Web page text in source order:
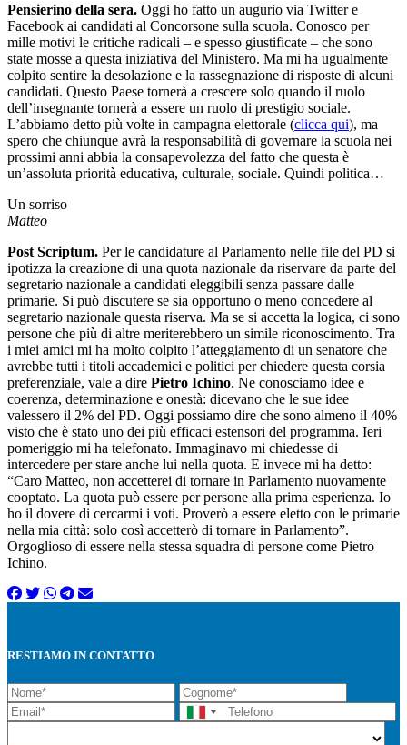
Pensierino della sera. Oggi ho fatto un augurio via Twitter e
Facebook ai candidati al Concorsone sulla scuola. Conosco per
mille motivi le critiche radicali – e spesso giustificate – che sono
state mosse a questa iniziativa del Ministero. Ma mi ha ugualmente
colpito sentire la desolazione e la rassegnazione di risposte di alcuni
candidati. Questo Paese tornerà a crescere solo quando il ruolo
dell’insegnante tornerà a essere un ruolo di prestigio sociale.
L’abbiamo detto più volte in campagna elettorale (clicca qui), ma
spero che chiunque avrà la responsabilità di governare la scuola nei
prossimi anni abbia la consapevolezza del fatto che questa è
un’assoluta priorità educativa, culturale, sociale. Quindi politica…
Un sorriso
Matteo
Post Scriptum. Per le candidature al Parlamento nelle file del PD si
ipotizza la creazione di una quota nazionale da riservare da parte del
segretario nazionale a candidati eleggibili senza passare dalle
primarie. Si può discutere se sia opportuno o meno concedere al
segretario nazionale questa riserva. Ma se si accetta la logica, ci sono
persone che più di altre meriterebbero un simile riconoscimento. Tra
i miei amici mi ha molto colpito l’atteggiamento di un senatore che
avrebbe tutti i titoli accademici e politici per chiedere questa corsia
preferenziale, vale a dire Pietro Ichino. Ne conosciamo idee e
coerenza, determinazione e onestà: dicevano che le sue idee
valessero il 2% del PD. Oggi possiamo dire che sono almeno il 40%
visto che è stato uno dei più efficaci estensori del programma. Ieri
pomeriggio mi ha telefonato. Immaginavo mi chiedesse di
intercedere per stare anche lui nella quota. E invece mi ha detto:
“Caro Matteo, non accetterei di tornare in Parlamento nuovamente
cooptato. La quota può essere per persone alla prima esperienza. Io
ho il dovere di cercarmi i voti. Proverò a essere eletto con le primarie
nella mia città: solo così accetterò di tornare in Parlamento”.
Orgoglioso di essere nella stessa squadra di persone come Pietro
Ichino.
RESTIAMO IN CONTATTO